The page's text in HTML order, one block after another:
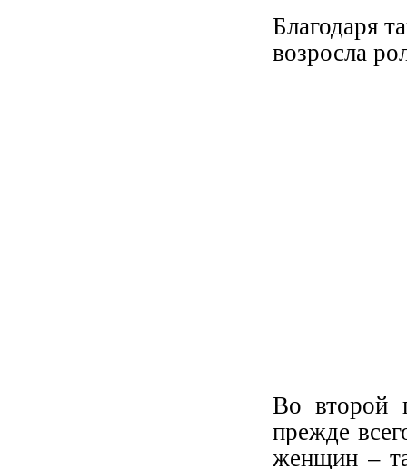
Благодаря
возросла
Во второй
прежде
женщин –